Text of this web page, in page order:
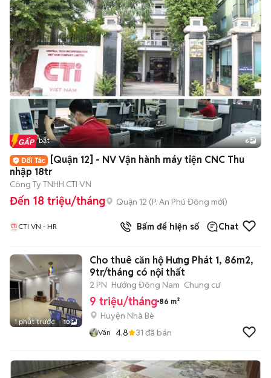
+2
Tin nổi bật 6
[Quận 12] - NV Vận hành máy tiện CNC Thu
nhập 18tr
Công Ty TNHH CTI VN
Đến 18 triệu/tháng Quận 12 (P. An Phú Đông mới)
CTI VN - HR Bấm để hiện số Chat
1 phút trước 10
Cho thuê căn hộ Hưng Phát 1, 86m2,
9tr/tháng có nội thất
2 PN Hướng Đông Nam Chung cư
9 triệu/tháng 86 m²
Huyện Nhà Bè
Vân 4.8 31 đã bán